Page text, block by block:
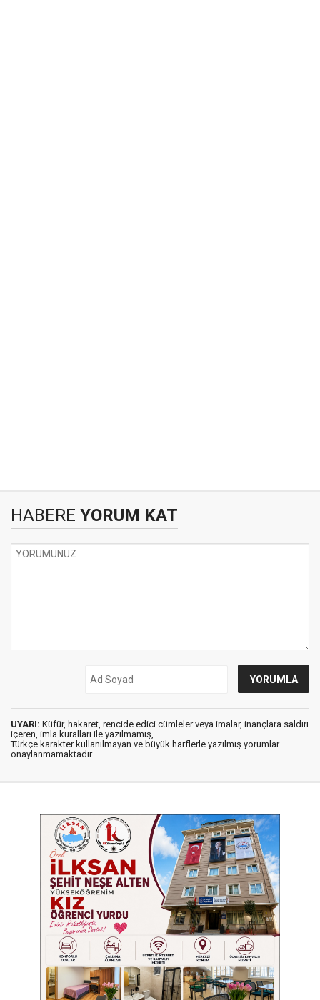
HABERE YORUM KAT
UYARI: Küfür, hakaret, rencide edici cümleler veya imalar, inançlara saldırı
içeren, imla kuralları ile yazılmamış,
Türkçe karakter kullanılmayan ve büyük harflerle yazılmış yorumlar
onaylanmamaktadır.